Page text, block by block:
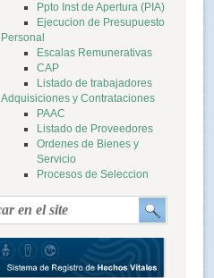
Ppto Inst de Apertura (PIA)
Ejecucion de Presupuesto
Personal
Escalas Remunerativas
CAP
Listado de trabajadores
Adquisiciones y Contrataciones
PAAC
Listado de Proveedores
Ordenes de Bienes y
Servicio
Procesos de Seleccion